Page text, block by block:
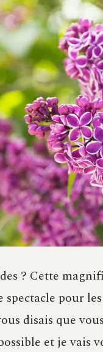
? Cette
pour
disais que
et je vais